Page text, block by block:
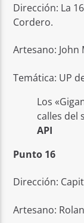
Dirección: La
Cordero.
Artesano: John
Temática: UP
Los
calles del
API
Punto 16
Dirección:
Artesano: